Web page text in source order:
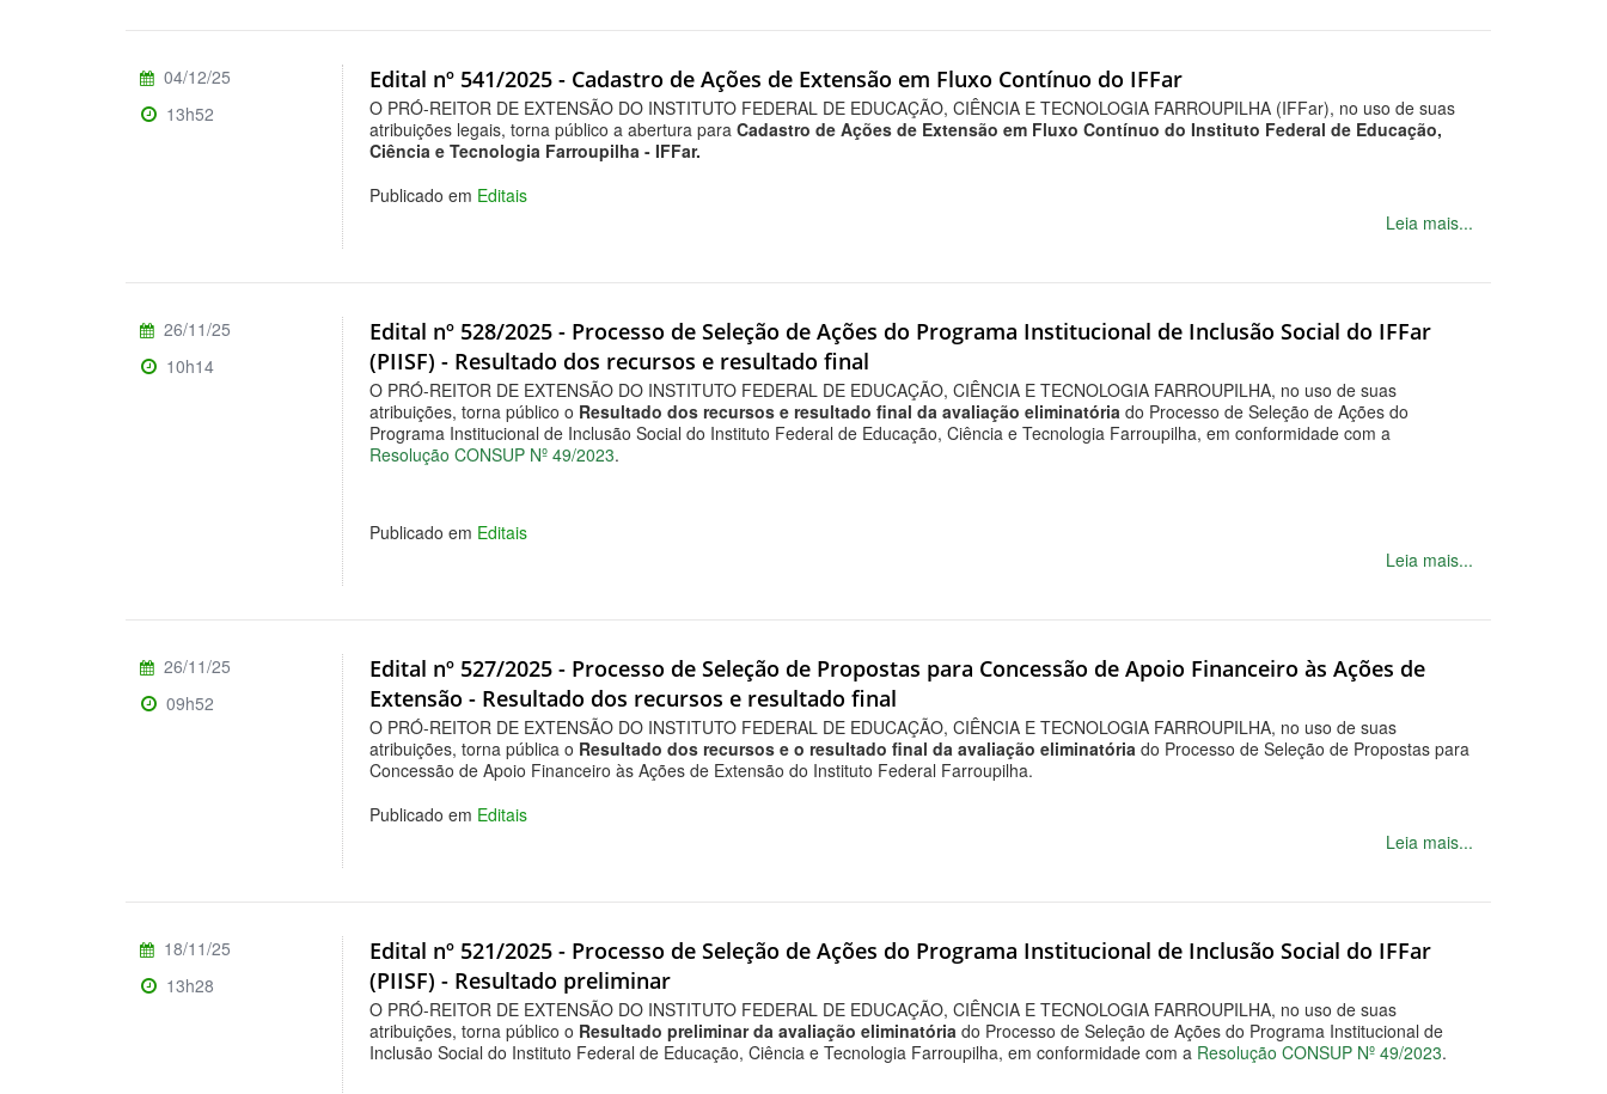
Edital nº 541/2025 - Cadastro de Ações de Extensão em Fluxo Contínuo do IFFar
O PRÓ-REITOR DE EXTENSÃO DO INSTITUTO FEDERAL DE EDUCAÇÃO, CIÊNCIA E TECNOLOGIA FARROUPILHA (IFFar), no uso de suas
atribuições legais, torna público a abertura paraCadastro de Ações de Extensão em Fluxo Contínuo do Instituto Federal de Educação,
Ciência e Tecnologia Farroupilha - IFFar.
Publicado em Editais
Leia mais...
04/12/25
13h52
Edital nº 528/2025 - Processo de Seleção de Ações do Programa Institucional de Inclusão Social do IFFar
(PIISF) - Resultado dos recursos e resultado final
O PRÓ-REITOR DE EXTENSÃO DO INSTITUTO FEDERAL DE EDUCAÇÃO, CIÊNCIA E TECNOLOGIA FARROUPILHA, no uso de suas
atribuições, torna público o Resultado dos recursos e resultado final da avaliação eliminatóriado Processo de Seleção de Ações do
Programa Institucional de Inclusão Social do Instituto Federal de Educação, Ciência e Tecnologia Farroupilha, em conformidade com a
Resolução CONSUP Nº 49/2023.
Publicado em Editais
Leia mais...
26/11/25
10h14
Edital nº 527/2025 - Processo de Seleção de Propostas para Concessão de Apoio Financeiro às Ações de
Extensão - Resultado dos recursos e resultado final
O PRÓ-REITOR DE EXTENSÃO DO INSTITUTO FEDERAL DE EDUCAÇÃO, CIÊNCIA E TECNOLOGIA FARROUPILHA, no uso de suas
atribuições, torna pública o Resultado dos recursos e o resultado final da avaliação eliminatória do Processo de Seleção de Propostas para
Concessão de Apoio Financeiro às Ações de Extensão do Instituto Federal Farroupilha.
Publicado em Editais
Leia mais...
26/11/25
09h52
Edital nº 521/2025 - Processo de Seleção de Ações do Programa Institucional de Inclusão Social do IFFar
(PIISF) - Resultado preliminar
O PRÓ-REITOR DE EXTENSÃO DO INSTITUTO FEDERAL DE EDUCAÇÃO, CIÊNCIA E TECNOLOGIA FARROUPILHA, no uso de suas
atribuições, torna público o Resultado preliminar da avaliação eliminatóriado Processo de Seleção de Ações do Programa Institucional de
Inclusão Social do Instituto Federal de Educação, Ciência e Tecnologia Farroupilha, em conformidade com a Resolução CONSUP Nº 49/2023.
18/11/25
13h28